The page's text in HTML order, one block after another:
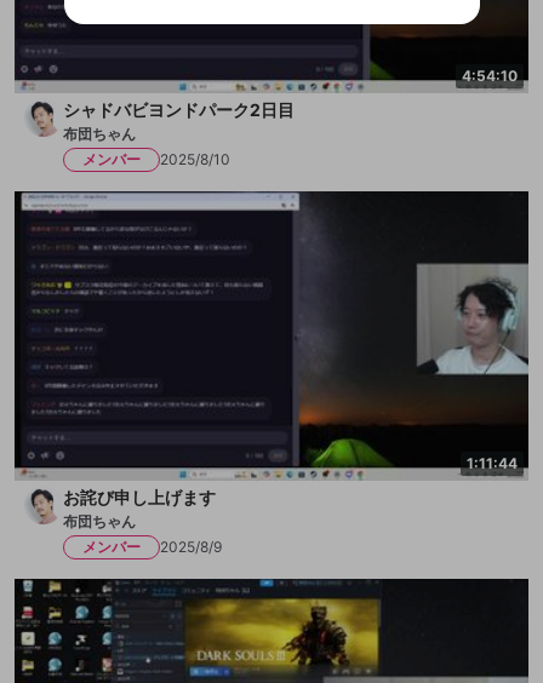
4:54:10
シャドバビヨンドパーク2日目
布団ちゃん
メンバー
2025/8/10
1:11:44
お詫び申し上げます
布団ちゃん
メンバー
2025/8/9
サービスとのID連携に関する同意事項 に同意頂いた上
で、次にお進みください
アカウント作成
mellow-fanからのお得な情報をメールで受
け取る
サービスとのID連携に関する同意事項 に同意頂いた上
で、次にお進みください
あとで登録
誤解を招く配信設定
ゲームの録画禁止区域の配信
改造版・海賊版ソフトの配信
政治的・宗教的・人種的な内容
その他の問題
閉じる
外部サービスとのID連携に関する同意事項
Discordとは？